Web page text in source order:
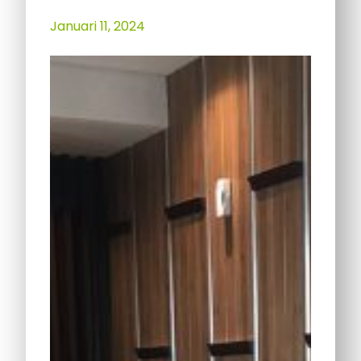
Januari 11, 2024